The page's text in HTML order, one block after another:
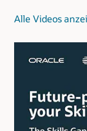
Alle Videos